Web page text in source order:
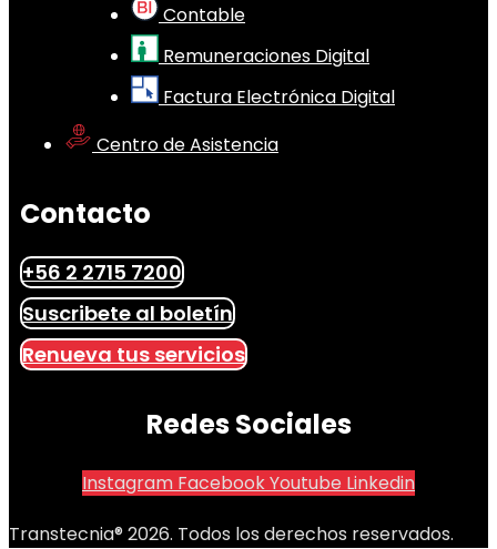
Contable
Remuneraciones Digital
Factura Electrónica Digital
Centro de Asistencia
Contacto
+56 2 2715 7200
Suscribete al boletín
Renueva tus servicios
Redes Sociales
Instagram FacebookYoutube Linkedin
Transtecnia® 2026. Todos los derechos reservados.